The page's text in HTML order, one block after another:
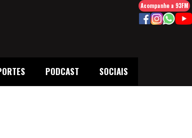
PODCAST SOCIAIS
Acompanhe a 93FM